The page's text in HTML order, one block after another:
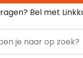
Bel met